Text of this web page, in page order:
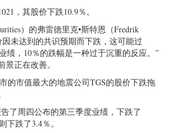
，其股价下跌10.9％。
）的弗雷德里克•斯特恩（Fredrik
因未达到的共识预期而下跌，这可能过
绩，10％的跌幅是一种过于沉重的反应。”
正在改善。
的市值最大的地震公司TGS的股价下跌拖
了周四公布的第三季度业绩，下跌了
下跌了3.4％。